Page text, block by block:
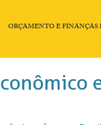
ORÇAMENTO E
Sólidos